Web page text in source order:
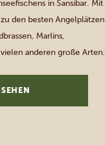
in Sansibar. Mit
den besten Angelplätzen
Marlins,
anderen große Arten
Sansibars, der blaue
das Plätschern der